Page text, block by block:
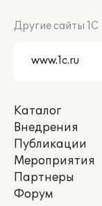
Другие сайты 1С
Каталог
Внедрения
Публикации
Мероприятия
Партнеры
Форум